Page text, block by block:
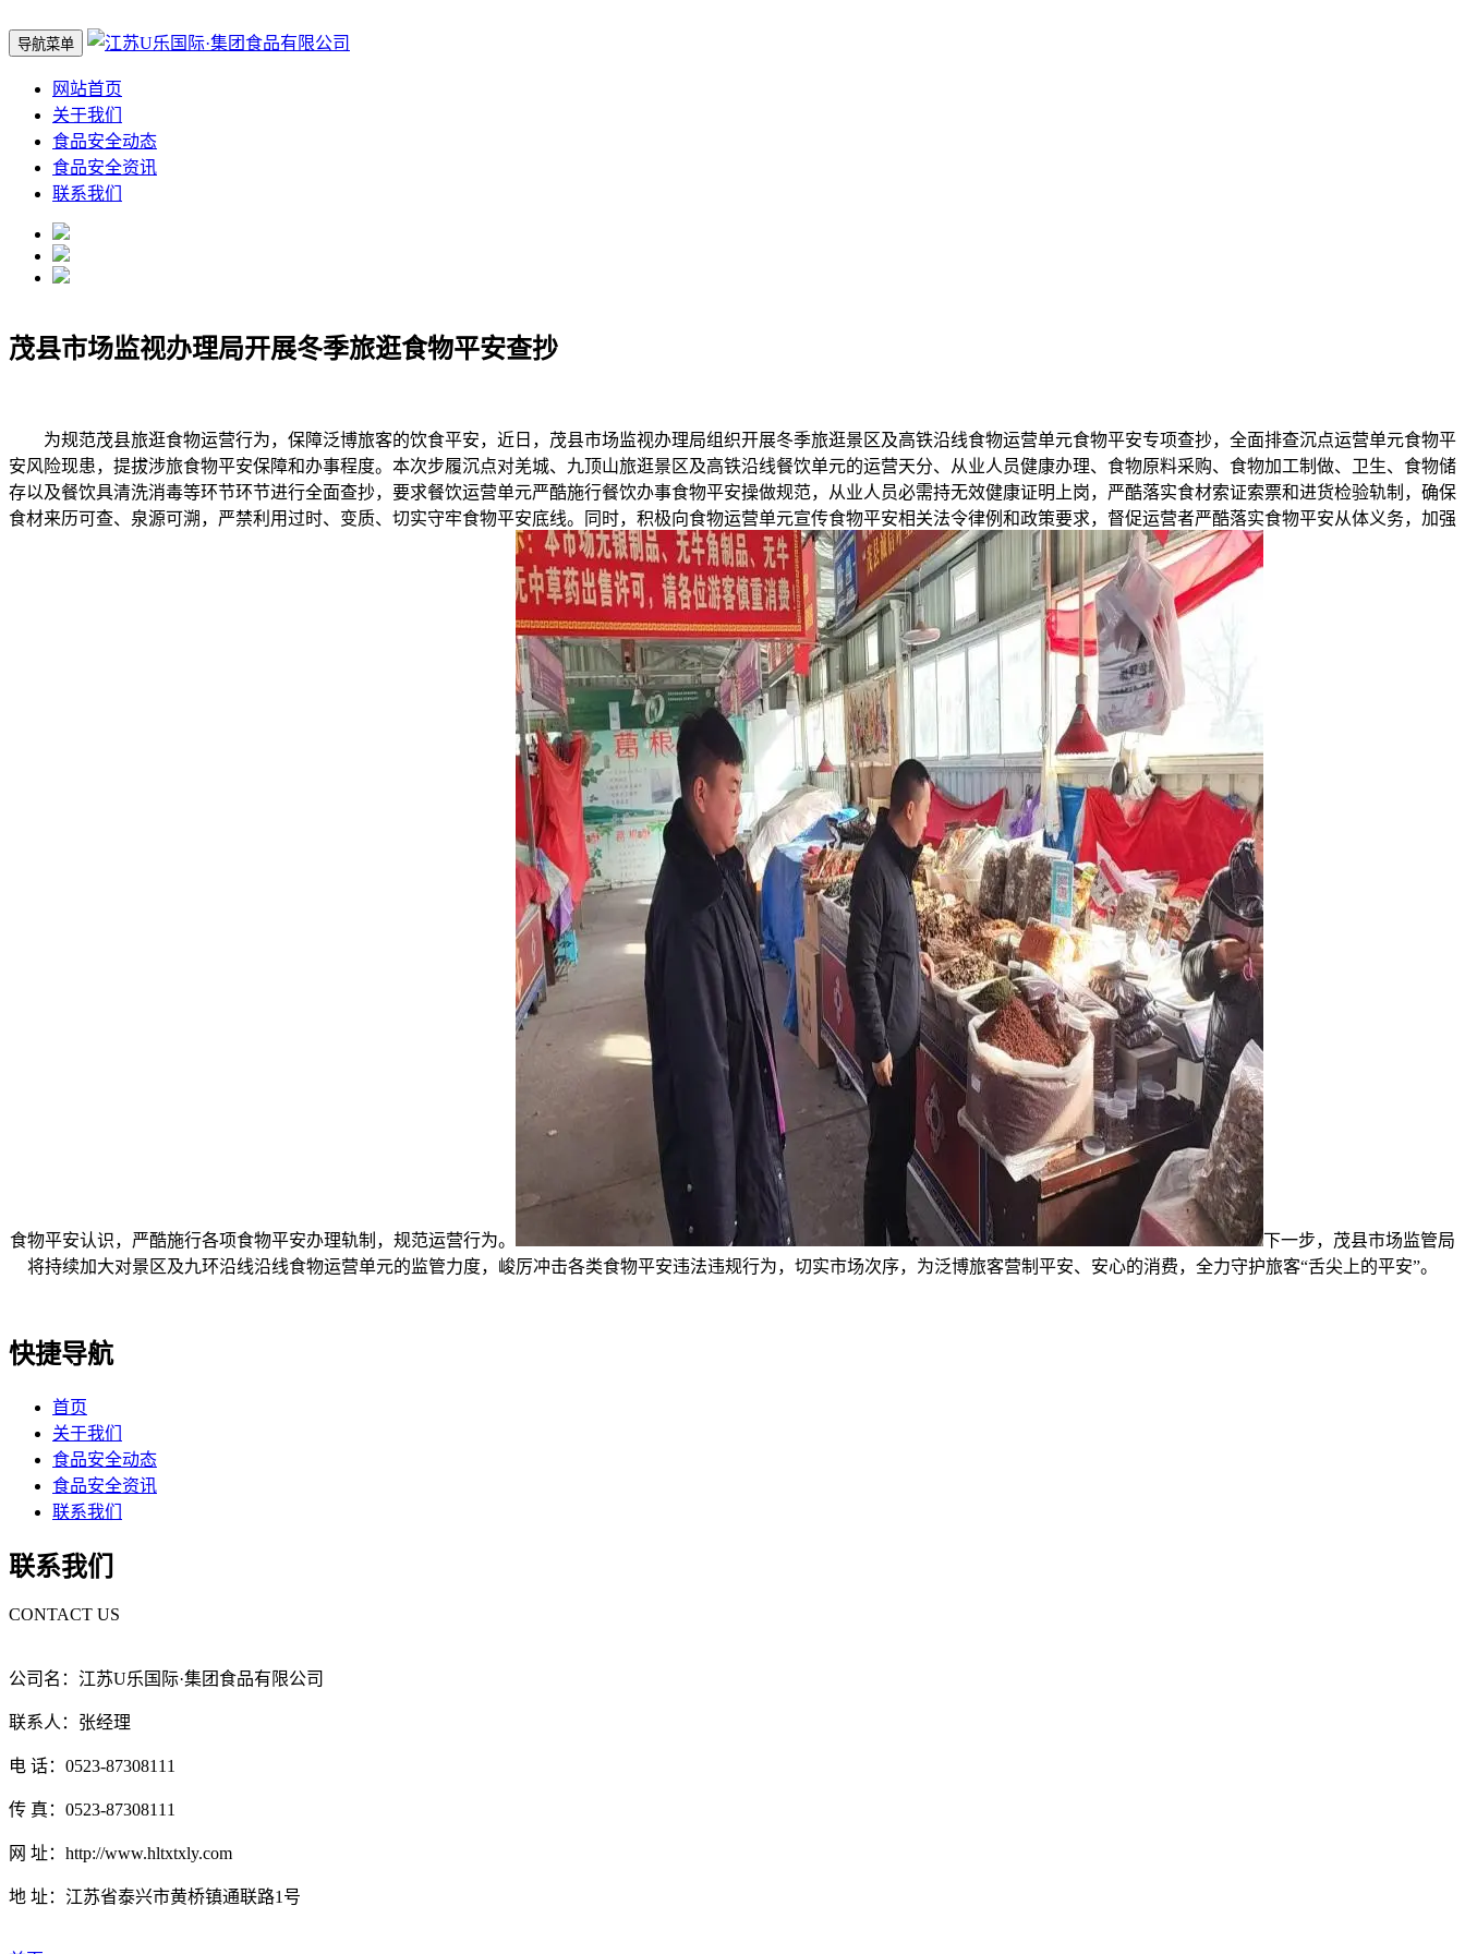
导航菜单
网站首页
关于我们
食品安全动态
食品安全资讯
联系我们
茂县市场监视办理局开展冬季旅逛食物平安查抄
为规范茂县旅逛食物运营行为，保障泛博旅客的饮食平安，近日，茂县市场监视办理局组织开展冬季旅逛景区及高铁沿线食物运营单元食物平安专项查抄，全面排查沉点运营单元食物平
安风险现患，提拔涉旅食物平安保障和办事程度。本次步履沉点对羌城、九顶山旅逛景区及高铁沿线餐饮单元的运营天分、从业人员健康办理、食物原料采购、食物加工制做、卫生、食物储
存以及餐饮具清洗消毒等环节环节进行全面查抄，要求餐饮运营单元严酷施行餐饮办事食物平安操做规范，从业人员必需持无效健康证明上岗，严酷落实食材索证索票和进货检验轨制，确保
食材来历可查、泉源可溯，严禁利用过时、变质、切实守牢食物平安底线。同时，积极向食物运营单元宣传食物平安相关法令律例和政策要求，督促运营者严酷落实食物平安从体义务，加强
食物平安认识，严酷施行各项食物平安办理轨制，规范运营行为。
下一步，茂县市场监管局
将持续加大对景区及九环沿线沿线食物运营单元的监管力度，峻厉冲击各类食物平安违法违规行为，切实市场次序，为泛博旅客营制平安、安心的消费，全力守护旅客“舌尖上的平安”。
快捷导航
首页
关于我们
食品安全动态
食品安全资讯
联系我们
联系我们
CONTACT US
公司名：江苏U乐国际·集团食品有限公司
联系人：张经理
电 话：0523-87308111
传 真：0523-87308111
网 址：http://www.hltxtxly.com
地 址：江苏省泰兴市黄桥镇通联路1号